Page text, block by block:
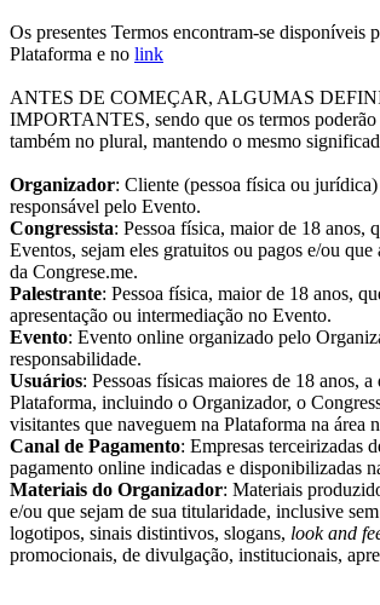
Os presentes Termos encontram-se disponíveis
Plataforma e no link
ANTES DE COMEÇAR, ALGUMAS
IMPORTANTES, sendo que os termos
também no plural, mantendo o mesmo
Organizador: Cliente (pessoa física ou
responsável pelo Evento.
Congressista: Pessoa física, maior de 18 anos,
Eventos, sejam eles gratuitos ou pagos e/ou
da Congrese.me.
Palestrante: Pessoa física, maior de 18 anos,
apresentação ou intermediação no Evento.
Evento: Evento online organizado pelo
responsabilidade.
Usuários: Pessoas físicas maiores de 18 anos, a
Plataforma, incluindo o Organizador, o
visitantes que naveguem na Plataforma na área
Canal de Pagamento: Empresas terceirizadas
pagamento online indicadas e disponibilizadas
Materiais do Organizador: Materiais
e/ou que sejam de sua titularidade, inclusive
logotipos, sinais distintivos, slogans, look and
promocionais, de divulgação, institucionais,